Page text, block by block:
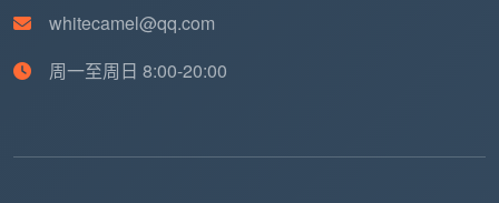
whitecamel@qq.com
周一至周日 8:00-20:00